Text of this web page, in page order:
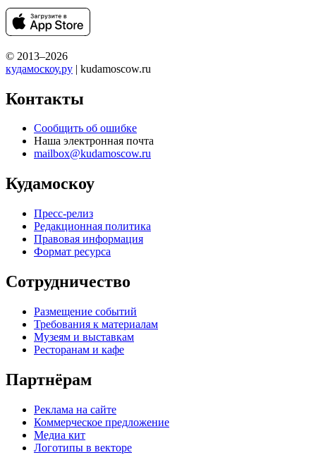
© 2013–2026
кудамоскоу.ру | kudamoscow.ru
Контакты
Сообщить об ошибке
Наша электронная почта
mailbox@kudamoscow.ru
Кудамоскоу
Пресс-релиз
Редакционная политика
Правовая информация
Формат ресурса
Сотрудничество
Размещение событий
Требования к материалам
Музеям и выставкам
Ресторанам и кафе
Партнёрам
Реклама на сайте
Коммерческое предложение
Медиа кит
Логотипы в векторе